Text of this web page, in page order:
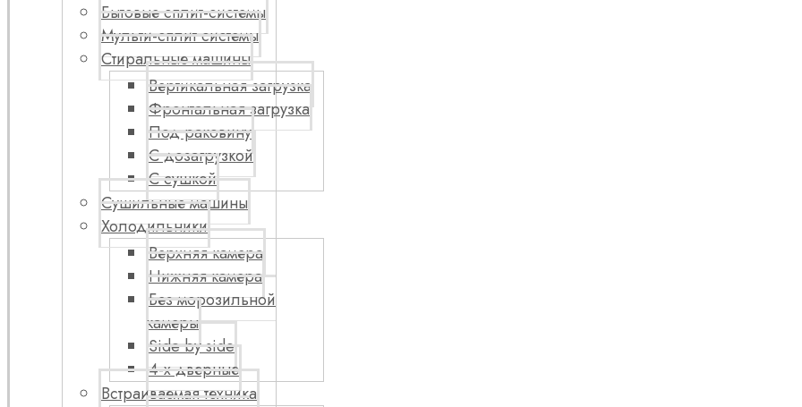
Бытовые сплит-системы
Мульти-сплит системы
Стиральные машины
Вертикальная загрузка
Фронтальная загрузка
Под раковину
С дозагрузкой
С сушкой
Сушильные машины
Холодильники
Верхняя камера
Нижняя камера
Без морозильной
камеры
Side by side
4-х дверные
Встраиваемая техника